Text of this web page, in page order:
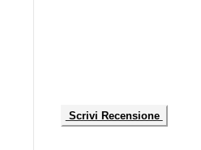
Scrivi Recensione